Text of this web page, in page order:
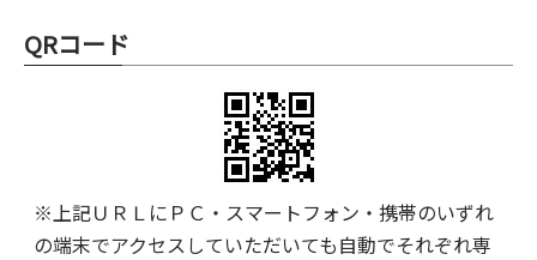
QRコード
※上記ＵＲＬにＰＣ・スマートフォン・携帯のいずれ
の端末でアクセスしていただいても自動でそれぞれ専